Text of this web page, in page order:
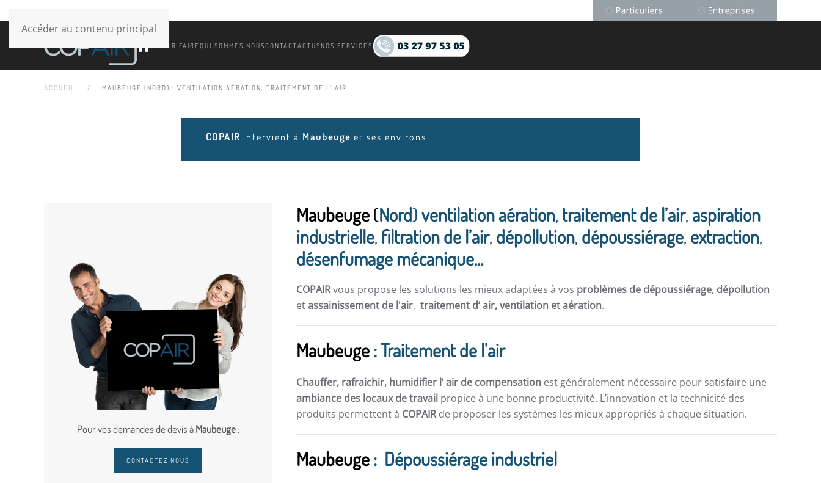
Accéder au contenu principal
SAVOIR FAIREQUI SOMMES NOUSCONTACTACTUS NOS SERVICES
ACCUEIL MAUBEUGE (NORD) : VENTILATION AÉRATION, TRAITEMENT DE L’ AIR
COPAIR intervient à Maubeuge et ses environs
Pour vos demandes de devis àMaubeuge:
CONTACTEZ NOUS
Maubeuge(Nord)ventilation aération, traitement de l’air, aspiration
industrielle, filtration de l’air, dépollution, dépoussiérage, extraction,
désenfumage mécanique...
COPAIRvous propose les solutions les mieux adaptées à vos problèmes de dépoussiérage, dépollution
etassainissement de l'air,traitement d’ air,ventilation et aération.
Maubeuge: Traitement de l’air
Chauffer, rafraichir, humidifier l’ air de compensation est généralement nécessaire pour satisfaire une
ambiance des locaux de travail propice à une bonne productivité. L’innovation et la technicité des
produits permettent à COPAIRde proposer les systèmes les mieux appropriés à chaque situation.
Maubeuge: Dépoussiérage industriel